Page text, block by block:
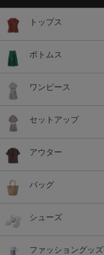
トップス
ボトムス
ワンピース
セットアップ
アウター
バッグ
シューズ
ファッショングッズ